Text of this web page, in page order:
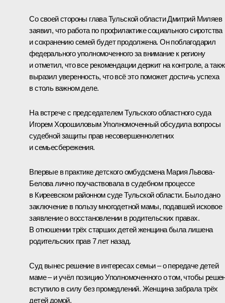
Со своей стороны глава Тульской области Дмитрий Миляев
заявил, что работа по профилактике социального сиротства
и сохранению семей будет продолжена. Он поблагодарил
федерального уполномоченного за внимание к региону
и отметил, что все рекомендации держит на контроле, а
выразил уверенность, что всё это поможет достичь успеха
в столь важном деле.
На встрече с председателем Тульского областного суда
Игорем Хорошиловым Уполномоченный обсудила вопросы
судебной защиты прав несовершеннолетних
и семьесбережения.
Впервые в практике детского омбудсмена Мария Львова-
Белова лично поучаствовала в судебном процессе
в Киреевском районном суде Тульской области. Было дано
заключение в пользу многодетной мамы, подавшей исковое
заявление о восстановлении в родительских правах.
В отношении трёх старших детей женщина была лишена
родительских прав 7 лет назад.
Суд вынес решение в интересах семьи – о передаче детей
маме – и учёл позицию Уполномоченного о том, чтобы
вступило в силу без промедлений. Женщина забрала трёх
детей домой.